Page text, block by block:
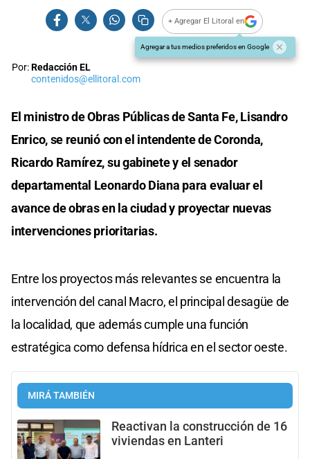
+ Agregar El Litoral en
Agregar a tus medios preferidos en Google
Por:Redacción EL
contenidos@ellitoral.com
El ministro de Obras Públicas de Santa Fe, Lisandro
Enrico, se reunió con el intendente de Coronda,
Ricardo Ramírez, su gabinete y el senador
departamental Leonardo Diana para evaluar el
avance de obras en la ciudad y proyectar nuevas
intervenciones prioritarias.
Entre los proyectos más relevantes se encuentra la
intervención del canal Macro, el principal desagüe de
la localidad, que además cumple una función
estratégica como defensa hídrica en el sector oeste.
MIRÁ TAMBIÉN
Reactivan la construcción de 16
viviendas en Lanteri